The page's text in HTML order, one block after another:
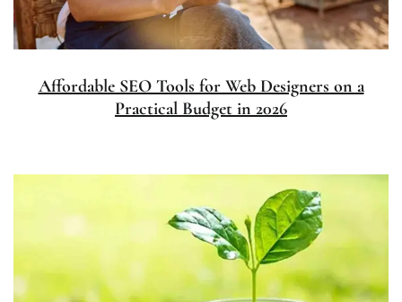
Affordable SEO Tools for Web Designers on a
Practical Budget in 2026